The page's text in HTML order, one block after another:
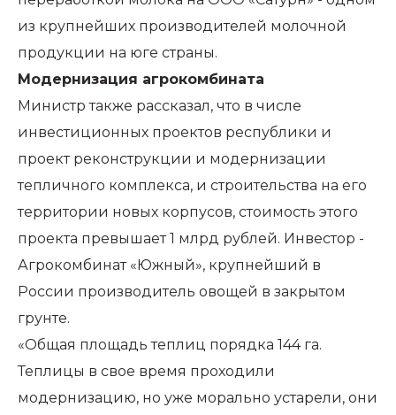
из крупнейших производителей молочной
продукции на юге страны.
Модернизация агрокомбината
Министр также рассказал, что в числе
инвестиционных проектов республики и
проект реконструкции и модернизации
тепличного комплекса, и строительства на его
территории новых корпусов, стоимость этого
проекта превышает 1 млрд рублей. Инвестор -
Агрокомбинат «Южный», крупнейший в
России производитель овощей в закрытом
грунте.
«Общая площадь теплиц порядка 144 га.
Теплицы в свое время проходили
модернизацию, но уже морально устарели, они